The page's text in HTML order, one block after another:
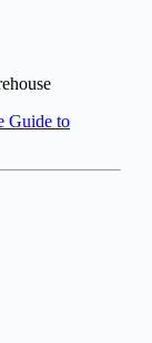
Guide to